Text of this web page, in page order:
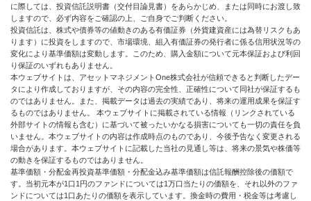
に際しては、投資信託説明書（交付目論見書）をあらかじめ、または同時にお渡し致
しますので、必ず内容をご確認の上、ご自身でご判断ください。
投資信託は、株式や債券等の値動きのある有価証券（外貨建資産には為替リスクもあ
ります）に投資をしますので、市場環境、組入有価証券の発行者に係る信用状況等の
変化により基準価額は変動します。このため、購入金額について元本保証および利回
り保証のいずれもありません。
本ウェブサイトは、アセットマネジメントOne株式会社が信頼できると判断したデー
タにより作成しておりますが、その内容の完全性、正確性について同社が保証するも
のではありません。また、掲載データは過去の実績であり、将来の運用成果を保証す
るものではありません。 本ウェブサイトに掲載されている情報（リンクされている
外部サイトの情報も含む）に基づいて被ったいかなる損害についても一切の責任を負
いません。本ウェブサイトの内容は作成時点のものであり、今後予告なく変更される
場合があります。本ウェブサイトに記載した当社の見通し等は、将来の景気や株価等
の動きを保証するものではありません。
基準価額・分配金再投資基準価額・分配金込み基準価額は信託報酬控除後の価額で
す。当初元本が1口1円のファンドについては1万口当たりの価額を、それ以外のファ
ンドについては1口あたりの価額を表示しています。換金時の費用・税金等は考慮し